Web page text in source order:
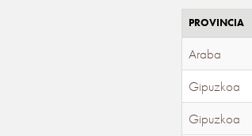
PROVINCIA
Araba
Gipuzkoa
Gipuzkoa